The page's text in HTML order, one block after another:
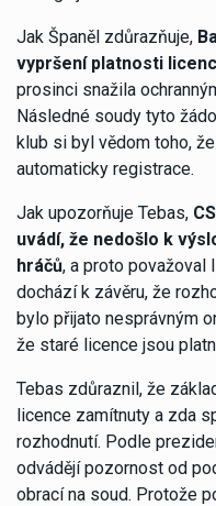
Jak Španěl zdůrazňuje,
vypršení platnosti
prosinci snažila
Následné soudy tyto
klub si byl vědom toho,
automaticky registrace.
Jak upozorňuje Tebas,
uvádí, že nedošlo k
hráčů, a proto považoval
dochází k závěru, že
bylo přijato nesprávným
že staré licence jsou
Tebas zdůraznil, že
licence zamítnuty a zda
rozhodnutí. Podle
odvádějí pozornost od
obrací na soud. Protože